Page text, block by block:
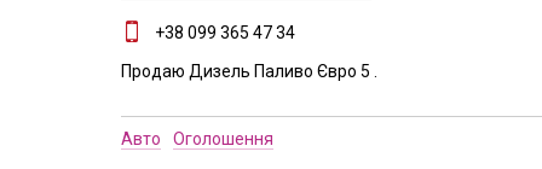
+38 099 365 47 34
Продаю Дизель Паливо Євро 5 .
Авто Оголошення